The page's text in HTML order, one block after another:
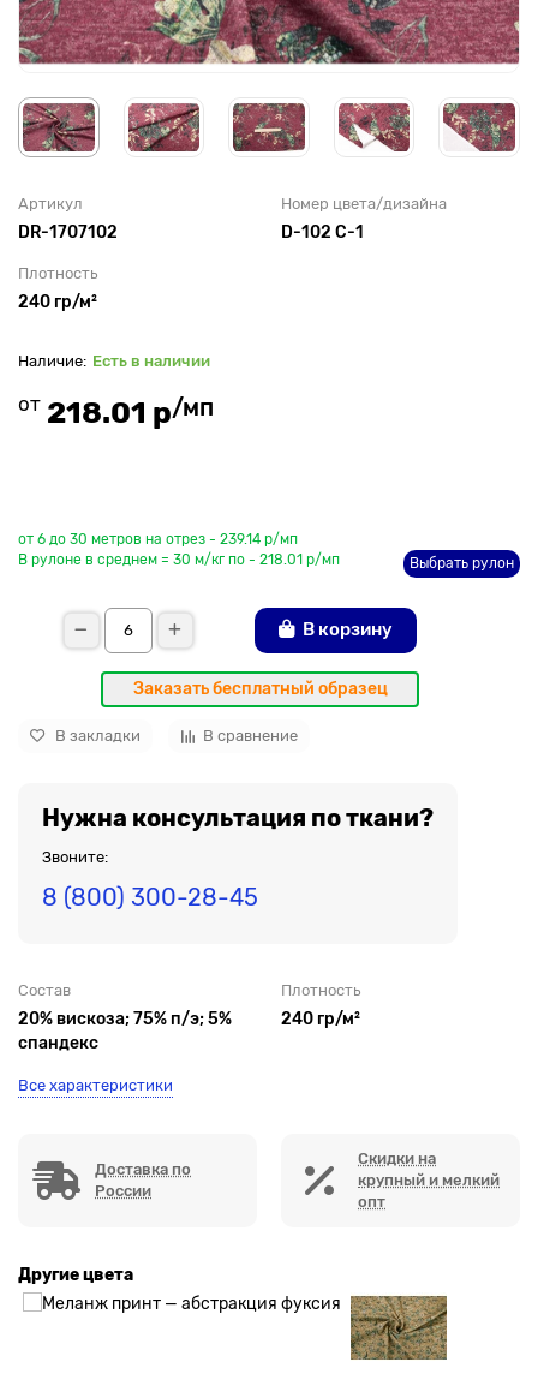
Артикул
DR-1707102
Номер цвета/дизайна
D-102 C-1
Плотность
240 гр/м²
Есть в наличии
от 218.01 р/мп
от 6 до 30 метров на отрез - 239.14 р/мп
В рулоне в среднем = 30 м/кг по - 218.01 р/мп
Выбрать рулон
В корзину
Заказать бесплатный образец
В закладки В сравнение
Нужна консультация по ткани?
Звоните:
8 (800) 300-28-45
Состав
20% вискоза; 75% п/э; 5%
спандекс
Плотность
240 гр/м²
Все характеристики
Доставка по
России
Скидки на
крупный и мелкий
опт
Другие цвета